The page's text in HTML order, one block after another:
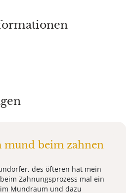
mund beim zahnen
des öfteren hat mein
Zahnungsprozess mal ein
Mundraum und dazu